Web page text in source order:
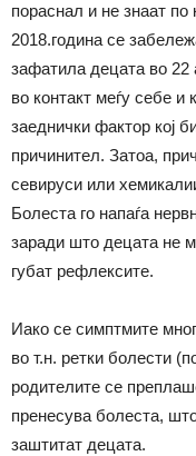
пораснал и не знаат
2018.година се
зафатила децата во
во контакт меѓу себе и
заеднички фактор кој
причинител. Затоа,
севируси или
Болеста го напаѓа
заради што децата не
губат рефлексите.
Иако се симптмите
во т.н. ретки болести
родителите се
пренесува болеста,
заштитат децата.